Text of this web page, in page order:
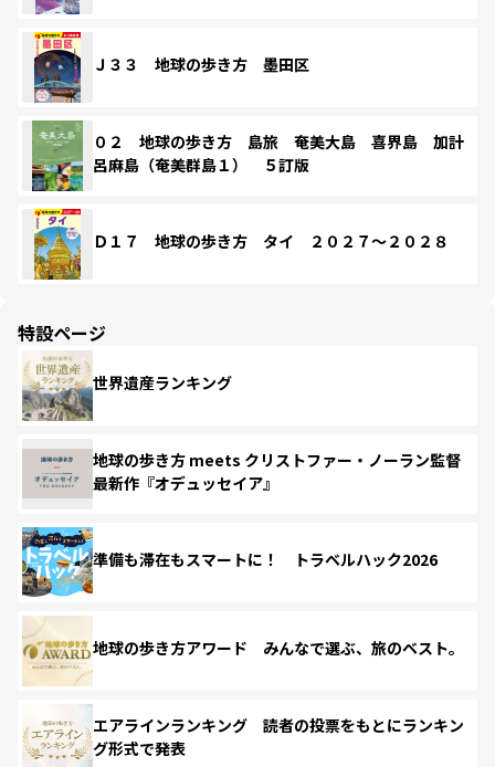
Ｊ３３ 地球の歩き方 墨田区
０２ 地球の歩き方 島旅 奄美大島 喜界島 加計
呂麻島（奄美群島１） ５訂版
Ｄ１７ 地球の歩き方 タイ ２０２７～２０２８
特設ページ
世界遺産ランキング
地球の歩き方 meets クリストファー・ノーラン監督
最新作『オデュッセイア』
準備も滞在もスマートに！ トラベルハック2026
地球の歩き方アワード みんなで選ぶ、旅のベスト。
エアラインランキング 読者の投票をもとにランキン
グ形式で発表